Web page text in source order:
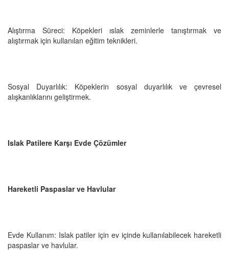
Alıştırma Süreci: Köpekleri ıslak zeminlerle tanıştırmak ve
alıştırmak için kullanılan eğitim teknikleri.
Sosyal Duyarlılık: Köpeklerin sosyal duyarlılık ve çevresel
alışkanlıklarını geliştirmek.
Islak Patilere Karşı Evde Çözümler
Hareketli Paspaslar ve Havlular
Evde Kullanım: Islak patiler için ev içinde kullanılabilecek hareketli
paspaslar ve havlular.